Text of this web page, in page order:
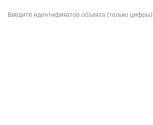
Введите идентификатор объекта (только цифры)